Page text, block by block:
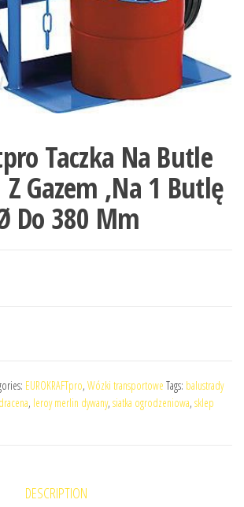
Taczka Na Butle
Gazem ,Na 1 Butlę
Do 380 Mm
EUROKRAFTpro, Wózki transportowe Tags: balustrady
dracena, leroy merlin dywany, siatka ogrodzeniowa, sklep
DESCRIPTION